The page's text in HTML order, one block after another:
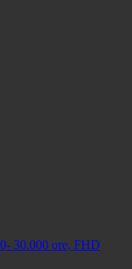
30.000 ore, FHD